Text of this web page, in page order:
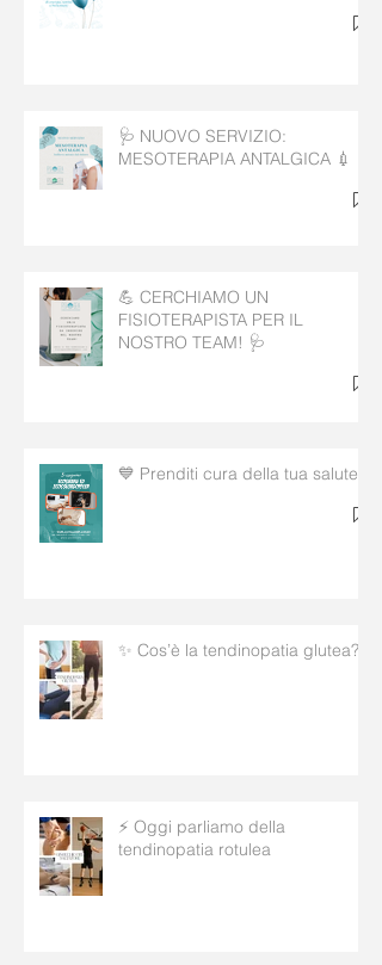
🩺 NUOVO SERVIZIO:
MESOTERAPIA ANTALGICA 💉
💪 CERCHIAMO UN
FISIOTERAPISTA PER IL
NOSTRO TEAM! 🩺
💙 Prenditi cura della tua salute!
✨ Cos’è la tendinopatia glutea?
⚡ Oggi parliamo della
tendinopatia rotulea